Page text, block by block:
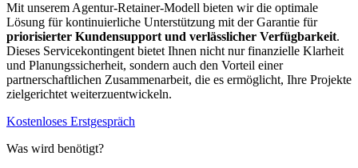
Mit unserem Agentur-Retainer-Modell bieten wir die optimale
Lösung für kontinuierliche Unterstützung mit der Garantie für
priorisierter Kundensupport und verlässlicher Verfügbarkeit.
Dieses Servicekontingent bietet Ihnen nicht nur finanzielle Klarheit
und Planungssicherheit, sondern auch den Vorteil einer
partnerschaftlichen Zusammenarbeit, die es ermöglicht, Ihre Projekte
zielgerichtet weiterzuentwickeln.
Kostenloses Erstgespräch
Was wird benötigt?